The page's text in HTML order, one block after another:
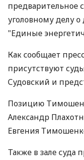
предварительное
уголовному делу
"Единые
Как сообщает
присутствуют
Судовский и
Позицию
Александр
Евгения
Также в зале суда